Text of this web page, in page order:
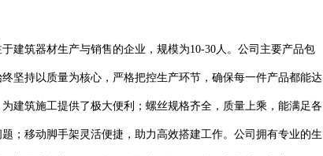
建筑器材生产与销售的企业，规模为10-30人。公司主要产品包
坚持以质量为核心，严格把控生产环节，确保每一件产品都能达
建筑施工提供了极大便利；螺丝规格齐全，质量上乘，能满足各
；移动脚手架灵活便捷，助力高效搭建工作。公司拥有专业的生